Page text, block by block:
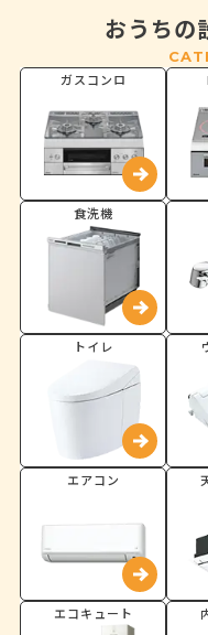
おうちの
ガスコンロ
食洗機
トイレ
エアコン
エコキュート